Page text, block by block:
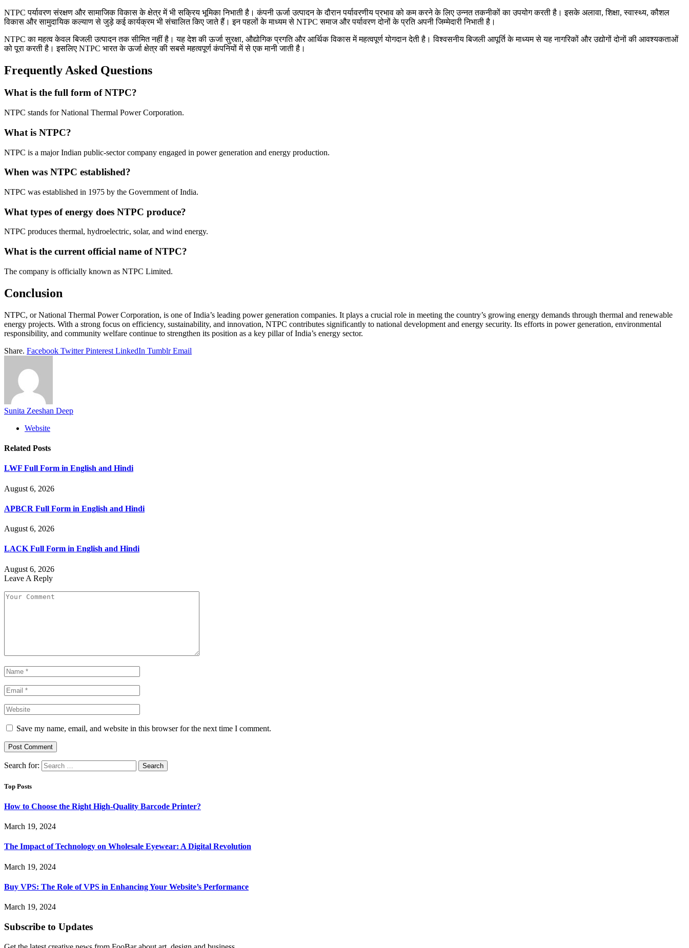
NTPC पर्यावरण संरक्षण और सामाजिक विकास के क्षेत्र में भी सक्रिय भूमिका निभाती है। कंपनी ऊर्जा उत्पादन के दौरान पर्यावरणीय प्रभाव को कम करने के लिए उन्नत तकनीकों का उपयोग करती है। इसके अलावा, शिक्षा, स्वास्थ्य, कौशल
विकास और सामुदायिक कल्याण से जुड़े कई कार्यक्रम भी संचालित किए जाते हैं। इन पहलों के माध्यम से NTPC समाज और पर्यावरण दोनों के प्रति अपनी जिम्मेदारी निभाती है।
NTPC का महत्व केवल बिजली उत्पादन तक सीमित नहीं है। यह देश की ऊर्जा सुरक्षा, औद्योगिक प्रगति और आर्थिक विकास में महत्वपूर्ण योगदान देती है। विश्वसनीय बिजली आपूर्ति के माध्यम से यह नागरिकों और उद्योगों दोनों की आवश्यकताओं
को पूरा करती है। इसलिए NTPC भारत के ऊर्जा क्षेत्र की सबसे महत्वपूर्ण कंपनियों में से एक मानी जाती है।
Frequently Asked Questions
What is the full form of NTPC?
NTPC stands for National Thermal Power Corporation.
What is NTPC?
NTPC is a major Indian public-sector company engaged in power generation and energy production.
When was NTPC established?
NTPC was established in 1975 by the Government of India.
What types of energy does NTPC produce?
NTPC produces thermal, hydroelectric, solar, and wind energy.
What is the current official name of NTPC?
The company is officially known as NTPC Limited.
Conclusion
NTPC, or National Thermal Power Corporation, is one of India’s leading power generation companies. It plays a crucial role in meeting the country’s growing energy demands through thermal and renewable
energy projects. With a strong focus on efficiency, sustainability, and innovation, NTPC contributes significantly to national development and energy security. Its efforts in power generation, environmental
responsibility, and community welfare continue to strengthen its position as a key pillar of India’s energy sector.
Share. Facebook Twitter Pinterest LinkedIn Tumblr Email
Sunita Zeeshan Deep
Website
Related Posts
LWF Full Form in English and Hindi
August 6, 2026
APBCR Full Form in English and Hindi
August 6, 2026
LACK Full Form in English and Hindi
August 6, 2026
Leave A Reply
Save my name, email, and website in this browser for the next time I comment.
Search for:
Top Posts
How to Choose the Right High-Quality Barcode Printer?
March 19, 2024
The Impact of Technology on Wholesale Eyewear: A Digital Revolution
March 19, 2024
Buy VPS: The Role of VPS in Enhancing Your Website’s Performance
March 19, 2024
Subscribe to Updates